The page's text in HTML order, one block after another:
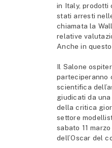
in Italy, prodotti
stati arresti
chiamata la
relative
Anche in
Il Salone
parteciperanno
scientifica
giudicati da
della critica
settore
sabato 11
dell’Oscar del